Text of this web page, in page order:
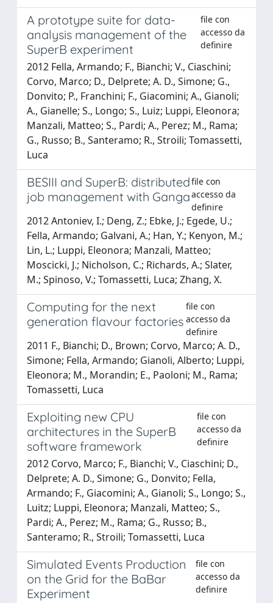
A prototype suite for data-
analysis management of the
SuperB experiment
file con
accesso da
definire
2012 Fella, Armando; F., Bianchi; V., Ciaschini;
Corvo, Marco; D., Delprete; A. D., Simone; G.,
Donvito; P., Franchini; F., Giacomini; A., Gianoli;
A., Gianelle; S., Longo; S., Luiz; Luppi, Eleonora;
Manzali, Matteo; S., Pardi; A., Perez; M., Rama;
G., Russo; B., Santeramo; R., Stroili; Tomassetti,
Luca
BESIII and SuperB: distributed
job management with Ganga
file con
accesso da
definire
2012 Antoniev, I.; Deng, Z.; Ebke, J.; Egede, U.;
Fella, Armando; Galvani, A.; Han, Y.; Kenyon, M.;
Lin, L.; Luppi, Eleonora; Manzali, Matteo;
Moscicki, J.; Nicholson, C.; Richards, A.; Slater,
M.; Spinoso, V.; Tomassetti, Luca; Zhang, X.
Computing for the next
generation flavour factories
file con
accesso da
definire
2011 F., Bianchi; D., Brown; Corvo, Marco; A. D.,
Simone; Fella, Armando; Gianoli, Alberto; Luppi,
Eleonora; M., Morandin; E., Paoloni; M., Rama;
Tomassetti, Luca
Exploiting new CPU
architectures in the SuperB
software framework
file con
accesso da
definire
2012 Corvo, Marco; F., Bianchi; V., Ciaschini; D.,
Delprete; A. D., Simone; G., Donvito; Fella,
Armando; F., Giacomini; A., Gianoli; S., Longo; S.,
Luitz; Luppi, Eleonora; Manzali, Matteo; S.,
Pardi; A., Perez; M., Rama; G., Russo; B.,
Santeramo; R., Stroili; Tomassetti, Luca
Simulated Events Production
on the Grid for the BaBar
Experiment
file con
accesso da
definire